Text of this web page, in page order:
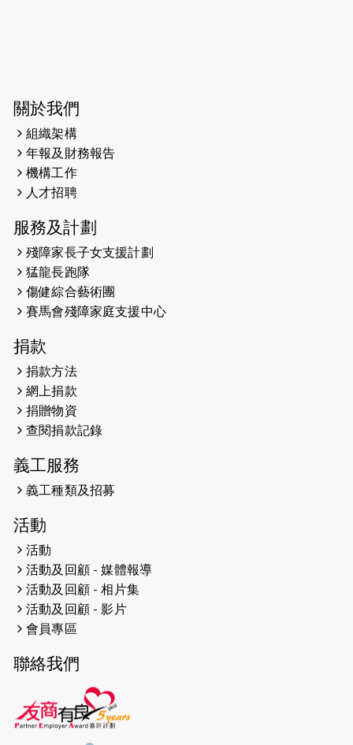
2026-05-22
2026-05-21
2026-05-14
（19:00開始）
2026-05-07
開始）
2026-04-30
2026-04-25
2026-04-24
2026-04-23
2026-04-19
2026-04-16
猛龍長跑隊恆常練習 - 4月16日
（19:00開始）
2026-04-12
2026-04-11
2026-04-10 太古家＋賞系列：漫步魔術與音樂
關於我們
組織架構
年報及財務報告
機構工作
人才招聘
服務及計劃
殘障家長子女支援計劃
猛龍長跑隊
傷健綜合藝術團
賽馬會殘障家庭支援中心
捐款
捐款方法
網上捐款
捐贈物資
查閱捐款記錄
義工服務
義工種類及招募
活動
活動
活動及回顧 - 媒體報導
活動及回顧 - 相片集
活動及回顧 - 影片
會員專區
聯絡我們